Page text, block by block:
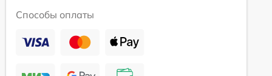
Способы оплаты